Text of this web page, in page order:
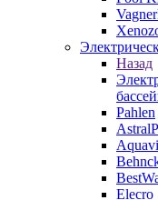
Назад
Pahlen
Elecro